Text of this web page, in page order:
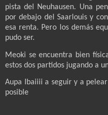
pista del Neuhausen. Una
por debajo del Saarlouis y
esa renta. Pero los demás
pudo ser.
Meoki se encuentra bien
estos dos partidos jugando a
Aupa Ibaiiii a seguir y a
posible